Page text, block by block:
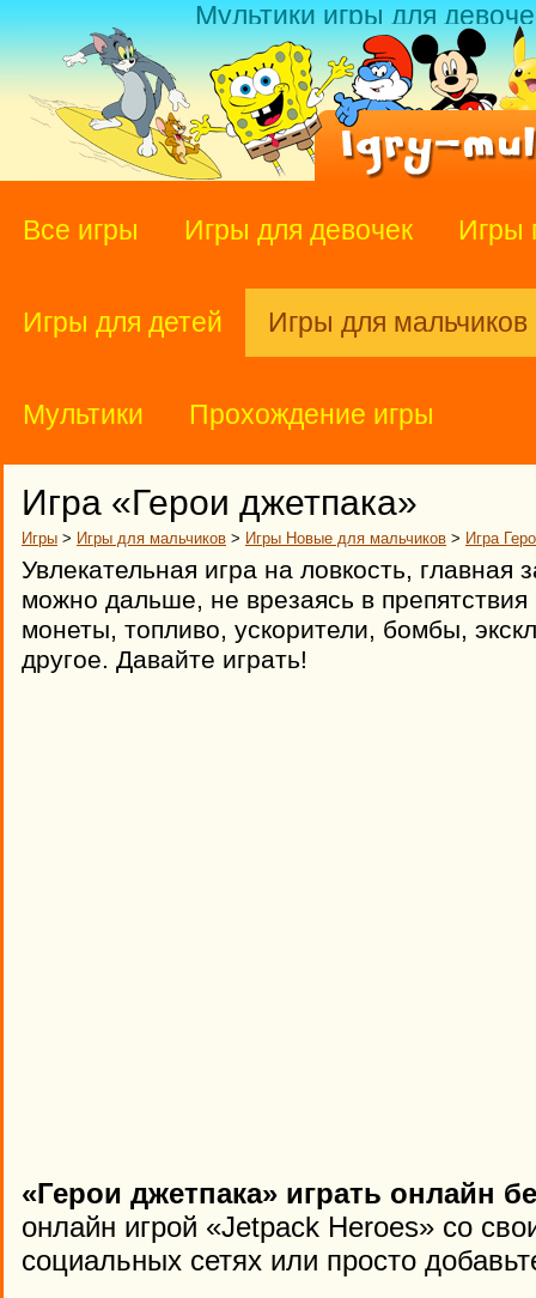
Мультики игры для
Все игры Игры для девочек Игры
Игры для детей Игры для мальчиков
Мультики Прохождение игры
Игра «Герои джетпака»
Игры > Игры для мальчиков > Игры Новые для мальчиков > Игра
Увлекательная игра на ловкость, главная
можно дальше, не врезаясь в препятствия
монеты, топливо, ускорители, бомбы,
другое. Давайте играть!
«Герои джетпака» играть онлайн
онлайн игрой «Jetpack Heroes» со
социальных сетях или просто